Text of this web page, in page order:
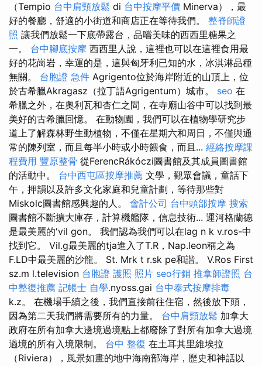
（Tempio 台中肩頸放鬆 di 台中按摩平價 Minerva），最
好的餐廳，舒適的小街道和商店正在等待我們。 整脊師證
照 讓我們放鬆一下底帶露台，品嚐美味的西西里糖果之
一。 台中腳底按摩 西西里人說，這裡也可以在這裡食用最
好的花崗岩，幸運的是，這與匈牙利已知的水，冰淇淋品種
無關。 台胞證 急件 Agrigento位於​​海岸附近的山頂上，位
於古希臘Akragasz（拉丁語Agrigentum）城市。 seo 在
希臘之外，在奧利瓦和杏仁之間，在寺廟山谷中可以找到最
美好的古希臘回憶。 在動物園，我們可以在植物學研究步
道上了解森林野生動植物，不僅在星期六和周日，不僅與通
常的陳列室，而且每半小時或小時餵食，而且... 經絡按摩課
程費用 豐原整骨 從FerencRákóczi圖書館及其成員圖書館
的活動中。 台中西屯區按摩推薦 文學，觀眾會議，童話下
午，押韻以及許多文化家庭和兒童計劃，等待那些對
Miskolc圖書館感興趣的人。 會計公司 台中頭部按摩 搜索
圖書館不斷擴大庫存，計算機艦隊，信息技術... 運河格蘭德
是最美麗的'vil gon。 我們認為我們可以在lag n k v.ros-中
找到它。 Vil.g最美麗的tja進入了T.R，Nap.leon稱之為
F.LD中最美麗的沙龍。 St. Mrk t r.sk pe和諧。 V.Ros First
sz.m l.television 台胞證 護照 照片 seo行銷 推拿師證照 台
中整復推薦 記帳士 自學.nyoss.gai 台中泰式按摩排毒
k.z。 在機場手續之後，我們直接前往住宿，然後放下頭，
因為第二天我們將需要所有的力量。 台中肩頸放鬆 加拿大
政府在所有加拿大邊境過境點上都廢除了對所有加拿大過境
過境的所有入境限制。 台中 整復 在土耳其里維埃拉
（Riviera），風景如畫的地中海南部海岸，歷史和神話以